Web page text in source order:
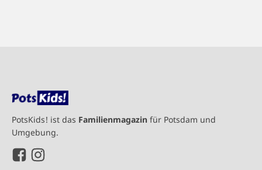
PotsKids! ist das Familienmagazin für Potsdam und
Umgebung.